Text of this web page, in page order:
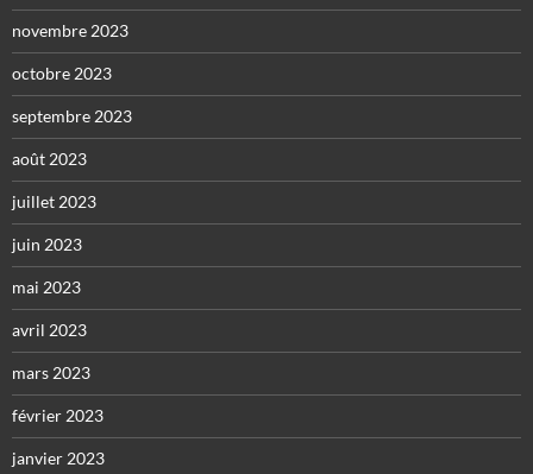
novembre 2023
octobre 2023
septembre 2023
août 2023
juillet 2023
juin 2023
mai 2023
avril 2023
mars 2023
février 2023
janvier 2023